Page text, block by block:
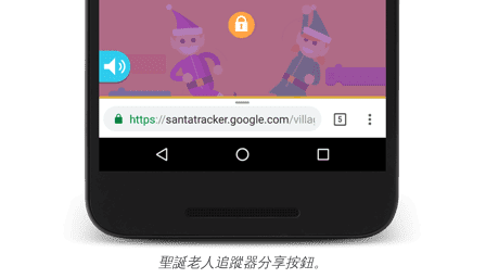
聖誕老人追蹤器分享按鈕。